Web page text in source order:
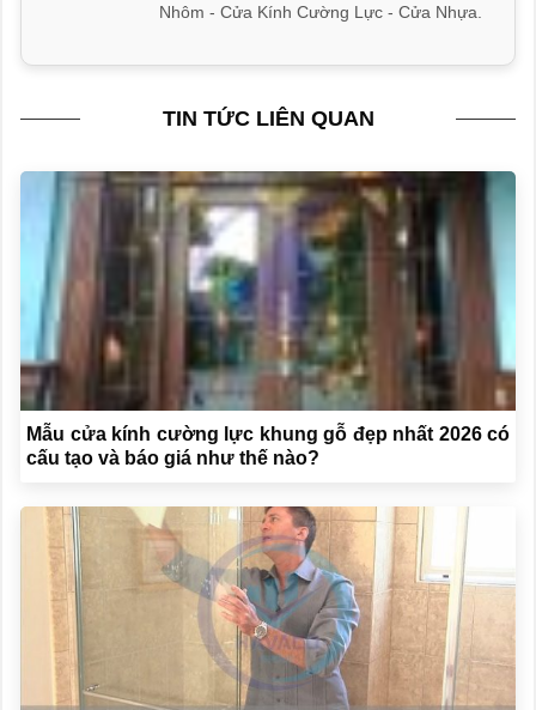
Nhôm - Cửa Kính Cường Lực - Cửa Nhựa.
TIN TỨC LIÊN QUAN
Mẫu cửa kính cường lực khung gỗ đẹp nhất 2026 có
cấu tạo và báo giá như thế nào?